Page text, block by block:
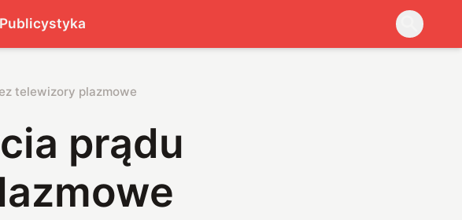
Publicystyka
telewizory plazmowe
prądu